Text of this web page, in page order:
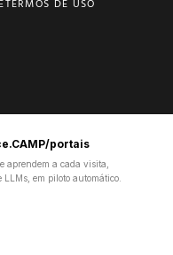
portais
aprendem a cada visita,
em piloto automático.